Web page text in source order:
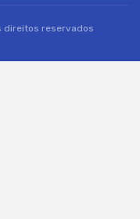
direitos reservados